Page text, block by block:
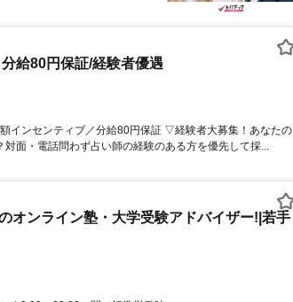
給80円保証/経験者優遇
インセンティブ／分給80円保証 ▽経験者大募集！あなたの
面・電話問わず占い師の経験のある方を優先して採...
オンライン塾・大学受験アドバイザー!|若手